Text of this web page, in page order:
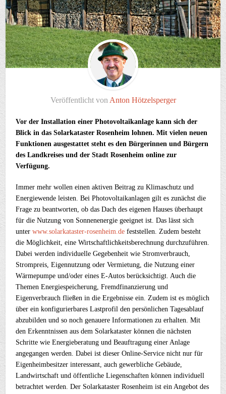
Veröffentlicht von Anton Hötzelsperger
Vor der Installation einer Photovoltaikanlage kann sich der
Blick in das Solarkataster Rosenheim lohnen. Mit vielen neuen
Funktionen ausgestattet steht es den Bürgerinnen und Bürgern
des Landkreises und der Stadt Rosenheim online zur
Verfügung.
Immer mehr wollen einen aktiven Beitrag zu Klimaschutz und
Energiewende leisten. Bei Photovoltaikanlagen gilt es zunächst die
Frage zu beantworten, ob das Dach des eigenen Hauses überhaupt
für die Nutzung von Sonnenenergie geeignet ist. Das lässt sich
unterwww.solarkataster-rosenheim.de feststellen. Zudem besteht
die Möglichkeit, eine Wirtschaftlichkeitsberechnung durchzuführen.
Dabei werden individuelle Gegebenheit wie Stromverbrauch,
Strompreis, Eigennutzung oder Vermietung, die Nutzung einer
Wärmepumpe und/oder eines E-Autos berücksichtigt. Auch die
Themen Energiespeicherung, Fremdfinanzierung und
Eigenverbrauch fließen in die Ergebnisse ein. Zudem ist es möglich
über ein konfigurierbares Lastprofil den persönlichen Tagesablauf
abzubilden und so noch genauere Informationen zu erhalten. Mit
den Erkenntnissen aus dem Solarkataster können die nächsten
Schritte wie Energieberatung und Beauftragung einer Anlage
angegangen werden. Dabei ist dieser Online-Service nicht nur für
Eigenheimbesitzer interessant, auch gewerbliche Gebäude,
Landwirtschaft und öffentliche Liegenschaften können individuell
betrachtet werden. Der Solarkataster Rosenheim ist ein Angebot des